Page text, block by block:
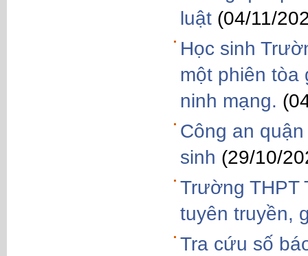
luật (04/11/
Học sinh
một phiên tòa
ninh mạng.
Công an
sinh (29/10/
Trường THPT
tuyên truyền,
Tra cứu số